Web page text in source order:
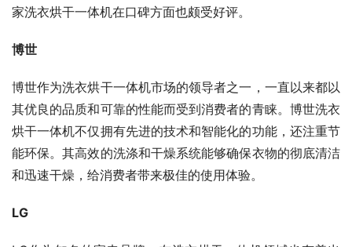
家洗衣烘干一体机在口碑方面也颇受好评。
博世
博世作为洗衣烘干一体机市场的领导者之一，一直以来都以
其优良的品质和可靠的性能而受到消费者的青睐。博世洗衣
烘干一体机不仅拥有先进的技术和智能化的功能，还注重节
能环保。其高效的洗涤和干燥系统能够确保衣物的彻底清洁
和迅速干燥，给消费者带来极佳的使用体验。
LG